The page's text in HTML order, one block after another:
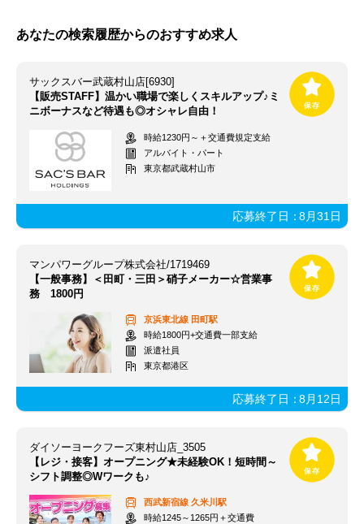
あなたの検索履歴からのおすすめ求人
サックスバー武蔵村山店[6930]
【販売STAFF】温かい職場で楽しくスキルアップ♪ミ
ニボーナスなど待遇も◎オシャレ自由！
時給1230円～＋交通費規定支給
アルバイト・パート
東京都武蔵村山市
応募終了日：8月31日
マンパワーグループ株式会社/1719469
【一般事務】＜田町・三田＞硝子メーカー☆営業事
務 1800円
京浜東北線 田町駅
時給1800円+交通費一部支給
派遣社員
東京都港区
応募終了日：8月12日
ダイソーヨークフーズ東村山店_3505
【レジ・接客】オープニング★未経験OK！短時間～
シフト調整◎Wワークも♪
西武新宿線 久米川駅
時給1245～1265円＋交通費